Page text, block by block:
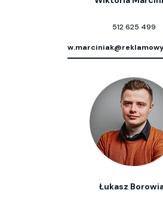
512 625 499
Łukasz